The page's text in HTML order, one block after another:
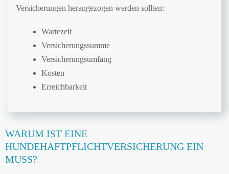
Versicherungen herangezogen werden sollten:
Wartezeit
Versicherungssumme
Versicherungsumfang
Kosten
Erreichbarkeit
WARUM IST EINE
HUNDEHAFTPFLICHTVERSICHERUNG EIN
MUSS?